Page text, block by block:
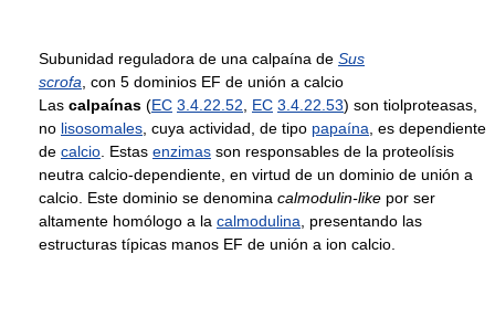
Subunidad reguladora de una calpaína de Sus
scrofa , con 5 dominios EF de unión a calcio
Las calpaínas (EC 3.4.22.52 EC 3.4.22.53) son tiolproteasas,
no lisosomales , cuya actividad, de tipo papaína , es dependiente
de calcio . Estas enzimas son responsables de la proteolísis
neutra calcio-dependiente, en virtud de un dominio de unión a
calcio. Este dominio se denomina calmodulin-like por ser
altamente homólogo a la calmodulina , presentando las
estructuras típicas manos EF de unión a ion calcio.